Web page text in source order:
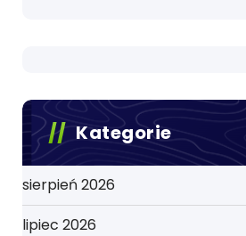
Kategorie
sierpień 2026
lipiec 2026